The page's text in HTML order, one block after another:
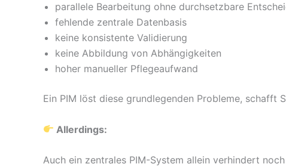
parallele Bearbeitung ohne durchsetzbare
fehlende zentrale Datenbasis
keine konsistente Validierung
keine Abbildung von Abhängigkeiten
hoher manueller Pflegeaufwand
Ein PIM löst diese grundlegenden Probleme, schafft
Allerdings:
Auch ein zentrales PIM-System allein verhindert